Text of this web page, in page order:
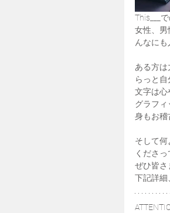
This___
女性、男
んなに
ある方
らっと自
文字は心
グラフ
身もお稽
そして
くださ
ぜひ皆さ
下記詳細